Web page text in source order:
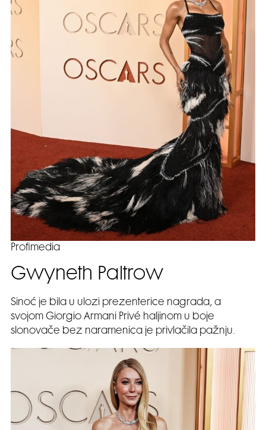
Profimedia
Gwyneth Paltrow
Sinoć je bila u ulozi prezenterice nagrada, a
svojom Giorgio Armani Privé haljinom u boje
slonovače bez naramenica je privlačila pažnju.